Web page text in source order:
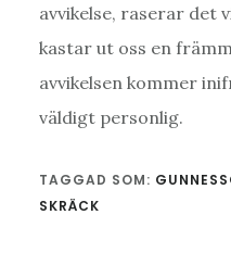
avvikelse, raserar det
kastar ut oss en
avvikelsen kommer
väldigt personlig.
TAGGAD SOM:
SKRÄCK